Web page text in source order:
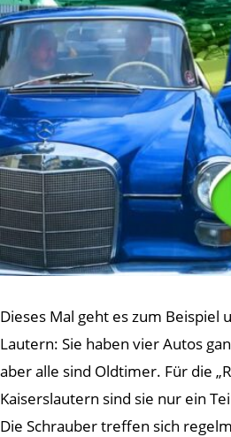
Dieses Mal geht es zum Beispiel
Lautern: Sie haben vier Autos
aber alle sind Oldtimer. Für die
Kaiserslautern sind sie nur ein
Die Schrauber treffen sich